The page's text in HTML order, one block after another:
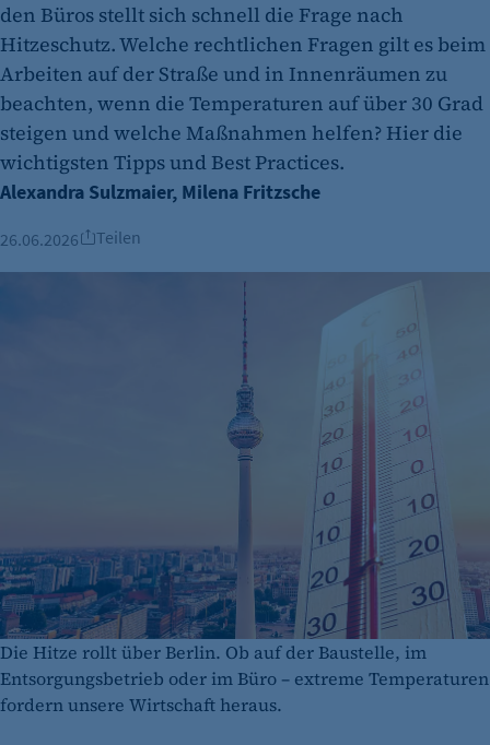
den Büros stellt sich schnell die Frage nach
Hitzeschutz. Welche rechtlichen Fragen gilt es beim
Arbeiten auf der Straße und in Innenräumen zu
beachten, wenn die Temperaturen auf über 30 Grad
steigen und welche Maßnahmen helfen? Hier die
wichtigsten Tipps und Best Practices.
Alexandra Sulzmaier, Milena Fritzsche
26.06.2026 Teilen
Die Hitze rollt über Berlin. Ob auf der Baustelle, im
Entsorgungsbetrieb oder im Büro – extreme Temperaturen
fordern unsere Wirtschaft heraus.